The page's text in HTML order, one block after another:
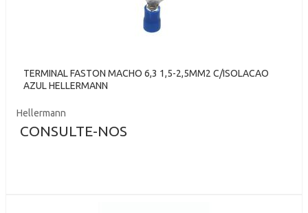
TERMINAL FASTON MACHO 6,3 1,5-2,5MM2 C/ISOLACAO
AZUL HELLERMANN
Hellermann
CONSULTE-NOS